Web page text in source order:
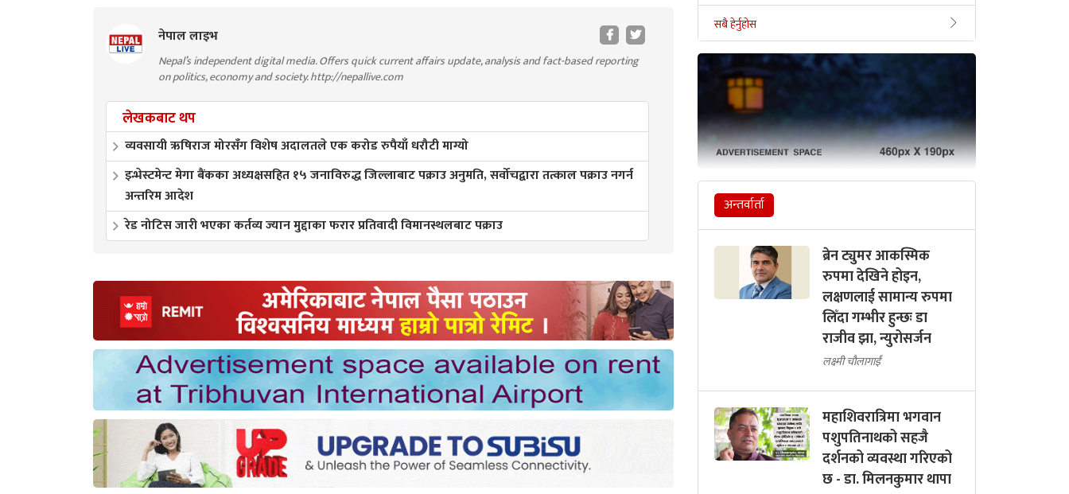
नेपाल लाइभ
Nepal’s independent digital media. Offers quick current affairs update, analysis and fact-based reporting
on politics, economy and society. http://nepallive.com
लेखकबाट थप
व्यवसायी ऋषिराज मोरसँग विशेष अदालतले एक करोड रुपैयाँ धरौटी माग्यो
इन्भेस्टमेन्ट मेगा बैंकका अध्यक्षसहित १५ जनाविरुद्ध जिल्लाबाट पक्राउ अनुमति, सर्वोचद्वारा तत्काल पक्राउ नगर्न
अन्तरिम आदेश
रेड नोटिस जारी भएका कर्तव्य ज्यान मुद्दाका फरार प्रतिवादी विमानस्थलबाट पक्राउ
सबै हेर्नुहोस
अन्तर्वार्ता
ब्रेन ट्युमर आकस्मिक
रुपमा देखिने होइन,
लक्षणलाई सामान्य रुपमा
लिँदा गम्भीर हुन्छः डा
राजीव झा, न्युरोसर्जन
लक्ष्मी चौलागाईं
महाशिवरात्रिमा भगवान
पशुपतिनाथको सहजै
दर्शनको व्यवस्था गरिएको
छ - डा. मिलनकुमार थापा